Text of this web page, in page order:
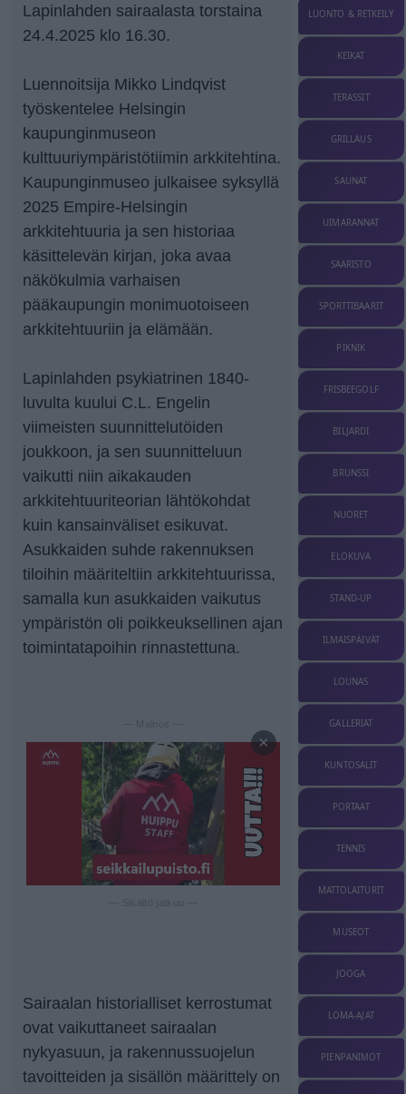
Lapinlahden sairaalasta torstaina
24.4.2025 klo 16.30.
Luennoitsija Mikko Lindqvist
työskentelee Helsingin
kaupunginmuseon
kulttuuriympäristötiimin arkkitehtina.
Kaupunginmuseo julkaisee syksyllä
2025 Empire-Helsingin
arkkitehtuuria ja sen historiaa
käsittelevän kirjan, joka avaa
näkökulmia varhaisen
pääkaupungin monimuotoiseen
arkkitehtuuriin ja elämään.
Lapinlahden psykiatrinen 1840-
luvulta kuului C.L. Engelin
viimeisten suunnittelutöiden
joukkoon, ja sen suunnitteluun
vaikutti niin aikakauden
arkkitehtuuriteorian lähtökohdat
kuin kansainväliset esikuvat.
Asukkaiden suhde rakennuksen
tiloihin määriteltiin arkkitehtuurissa,
samalla kun asukkaiden vaikutus
ympäristön oli poikkeuksellinen ajan
toimintatapoihin rinnastettuna.
— Mainos —
×
Sairaalan historialliset kerrostumat
ovat vaikuttaneet sairaalan
nykyasuun, ja rakennussuojelun
tavoitteiden ja sisällön määrittely on
LUONTO & RETKEILY
KEIKAT
TERASSIT
GRILLAUS
SAUNAT
UIMARANNAT
SAARISTO
SPORTTIBAARIT
PIKNIK
FRISBEEGOLF
BILJARDI
BRUNSSI
NUORET
ELOKUVA
STAND-UP
ILMAISPÄIVÄT
LOUNAS
GALLERIAT
KUNTOSALIT
PORTAAT
TENNIS
MATTOLAITURIT
MUSEOT
JOOGA
LOMA-AJAT
PIENPANIMOT